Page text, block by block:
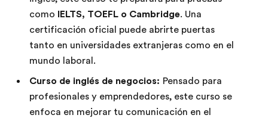
como IELTS, TOEFL o Cambridge. Una
certificación oficial puede abrirte puertas
tanto en universidades extranjeras como en el
mundo laboral.
Curso de inglés de negocios: Pensado para
profesionales y emprendedores, este curso se
enfoca en mejorar tu comunicación en el